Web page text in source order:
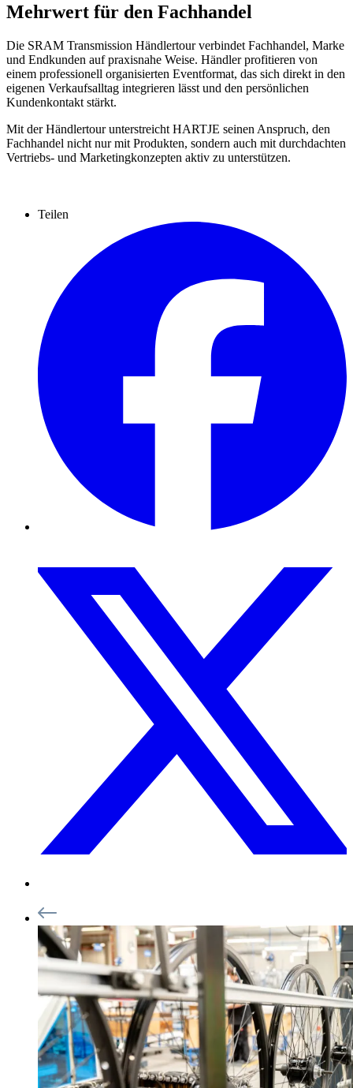
Mehrwert für den Fachhandel
Die SRAM Transmission Händlertour verbindet Fachhandel, Marke
und Endkunden auf praxisnahe Weise. Händler profitieren von
einem professionell organisierten Eventformat, das sich direkt in den
eigenen Verkaufsalltag integrieren lässt und den persönlichen
Kundenkontakt stärkt.
Mit der Händlertour unterstreicht HARTJE seinen Anspruch, den
Fachhandel nicht nur mit Produkten, sondern auch mit durchdachten
Vertriebs- und Marketingkonzepten aktiv zu unterstützen.
Teilen